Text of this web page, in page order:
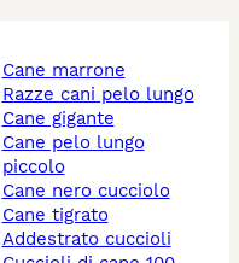
cane marrone
razze cani pelo lungo
cane gigante
cane pelo lungo
piccolo
cane nero cucciolo
cane tigrato
addestrato cuccioli